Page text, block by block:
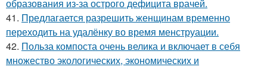
образования из-за острого дефицита врачей.
41. Предлагается разрешить женщинам временно
переходить на удалёнку во время менструации.
42. Польза компоста очень велика и включает в себя
множество экологических, экономических и